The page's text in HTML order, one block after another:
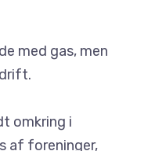
med gas, men
omkring i
af foreninger,